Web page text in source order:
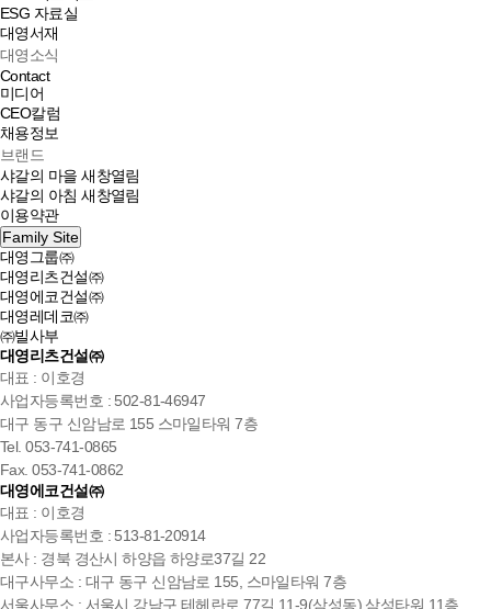
ESG 자료실
대영서재
대영소식
Contact
미디어
CEO칼럼
채용정보
브랜드
샤갈의 마을새창열림
샤갈의 아침새창열림
이용약관
Family Site
대영그룹㈜
대영리츠건설㈜
대영에코건설㈜
대영레데코㈜
㈜빌사부
대영리츠건설㈜
대표 : 이호경
사업자등록번호 : 502-81-46947
대구 동구 신암남로 155 스마일타워 7층
Tel. 053-741-0865
Fax. 053-741-0862
대영에코건설㈜
대표 : 이호경
사업자등록번호 : 513-81-20914
본사 : 경북 경산시 하양읍 하양로37길 22
대구사무소 : 대구 동구 신암남로 155, 스마일타워 7층
서울사무소 : 서울시 강남구 테헤란로 77길 11-9(삼성동) 삼성타워 11층